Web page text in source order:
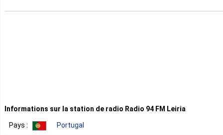
Informations sur la station de radio Radio 94 FM Leiria
Pays : Portugal